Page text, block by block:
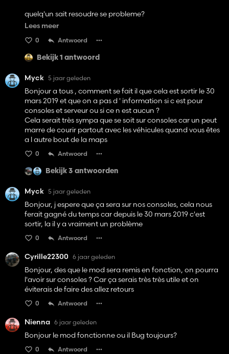
quelq'un sait resoudre se probleme?
Lees meer
0 Antwoord
Bekijk 1 antwoord
Myck 5 jaar geleden
Bonjour a tous , comment se fait il que cela est sortir le 30
mars 2019 et que on a pas d ' information si c est pour
consoles et serveur ou si ce n est aucun ?
Cela serait très sympa que se soit sur consoles car un peut
marre de courir partout avec les véhicules quand vous êtes
a l autre bout de la maps
0 Antwoord
Bekijk 3 antwoorden
Myck 5 jaar geleden
Bonjour, j espere que ça sera sur nos consoles, cela nous
ferait gagné du temps car depuis le 30 mars 2019 c'est
sortir, la il y a vraiment un problème
0 Antwoord
Cyrille22300 6 jaar geleden
Bonjour, des que le mod sera remis en fonction, on pourra
l'avoir sur consoles ? Car ça serais très très utile et on
éviterais de faire des allez retours
0 Antwoord
Nienna 6 jaar geleden
Bonjour le mod fonctionne ou il Bug toujours?
0 Antwoord